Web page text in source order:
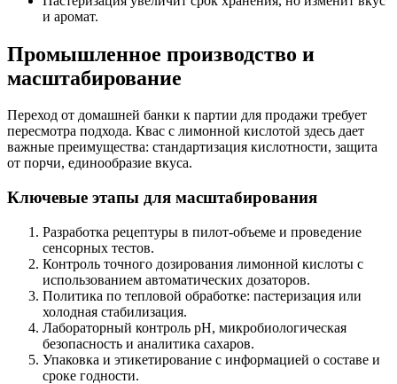
и аромат.
Промышленное производство и
масштабирование
Переход от домашней банки к партии для продажи требует
пересмотра подхода. Квас с лимонной кислотой здесь дает
важные преимущества: стандартизация кислотности, защита
от порчи, единообразие вкуса.
Ключевые этапы для масштабирования
Разработка рецептуры в пилот-объеме и проведение
сенсорных тестов.
Контроль точного дозирования лимонной кислоты с
использованием автоматических дозаторов.
Политика по тепловой обработке: пастеризация или
холодная стабилизация.
Лабораторный контроль pH, микробиологическая
безопасность и аналитика сахаров.
Упаковка и этикетирование с информацией о составе и
сроке годности.